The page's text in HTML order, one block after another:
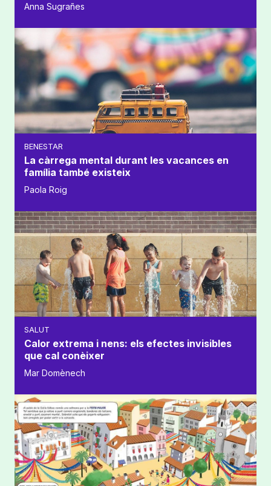
Anna Sugrañes
BENESTAR
La càrrega mental durant les vacances en
família també existeix
Paola Roig
SALUT
Calor extrema i nens: els efectes invisibles
que cal conèixer
Mar Domènech